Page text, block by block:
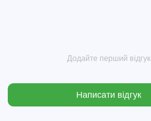
Додайте перший відгук
Написати відгук